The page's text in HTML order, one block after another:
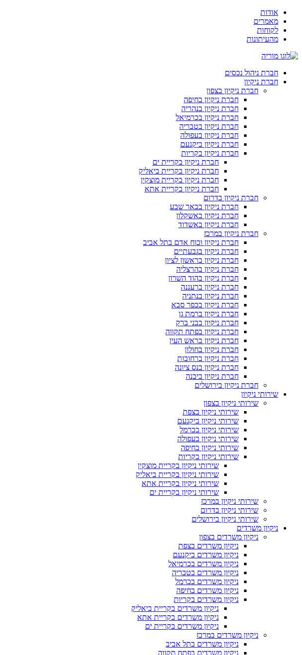
לתוכן
אודות
מאמרים
לקוחות
מהעיתונות
חברת ניהול נכסים
חברת ניקיון
חברת ניקיון בצפון
חברת ניקיון בחיפה
חברת ניקיון בנהריה
חברת ניקיון בכרמיאל
חברת ניקיון בטבריה
חברת ניקיון בעפולה
חברת ניקיון ביקנעם
חברת ניקיון בקריות
חברת ניקיון בקריית ים
חברת ניקיון בקריית ביאליק
חברת ניקיון בקריית מוצקין
חברת ניקיון בקריית אתא
חברת ניקיון בדרום
חברת ניקיון בבאר שבע
חברת ניקיון באשקלון
חברת ניקיון באשדוד
חברת ניקיון במרכז
חברת ניקיון וכוח אדם בתל אביב
חברת ניקיון בגבעתיים
חברת ניקיון בראשון לציון
חברת ניקיון בהרצליה
חברת ניקיון בהוד השרון
חברת ניקיון ברעננה
חברת ניקיון בנתניה
חברת ניקיון בכפר סבא
חברת ניקיון ברמת גן
חברת ניקיון בבני ברק
חברת ניקיון בפתח תקווה
חברת ניקיון בראש העין
חברת ניקיון בחולון
חברת ניקיון ברחובות
חברת ניקיון בנס ציונה
חברת ניקיון ביבנה
חברת ניקיון בירושלים
שירותי ניקיון
שירותי ניקיון בצפון
שירותי ניקיון בצפת
שירותי ניקיון ביקנעם
שירותי ניקיון בכרמל
שירותי ניקיון בעפולה
שירותי ניקיון בחיפה
שירותי ניקיון בקריות
שירותי ניקיון בקריית מוצקין
שירותי ניקיון בקריית ביאליק
שירותי ניקיון בקריית אתא
שירותי ניקיון בקריית ים
שירותי ניקיון במרכז
שירותי ניקיון בדרום
שירותי ניקיון בירושלים
ניקיון משרדים
ניקיון משרדים בצפון
ניקיון משרדים בצפת
ניקיון משרדים ביקנעם
ניקיון משרדים בכרמיאל
ניקיון משרדים בטבריה
ניקיון משרדים בכרמל
ניקיון משרדים בחיפה
ניקיון משרדים בקריות
ניקיון משרדים בקריית ביאליק
ניקיון משרדים בקריית אתא
ניקיון משרדים בקריית ים
ניקיון משרדים במרכז
ניקיון משרדים בתל אביב
ניקיון משרדים בפתח תקווה